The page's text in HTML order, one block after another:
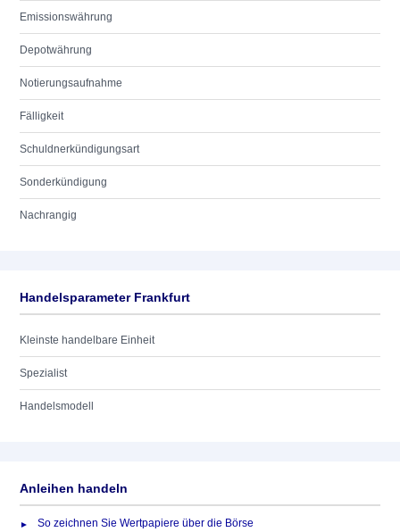
Emissionswährung
Depotwährung
Notierungsaufnahme
Fälligkeit
Schuldnerkündigungsart
Sonderkündigung
Nachrangig
Handelsparameter Frankfurt
Kleinste handelbare Einheit
Spezialist
Handelsmodell
Anleihen handeln
So zeichnen Sie Wertpapiere über die Börse